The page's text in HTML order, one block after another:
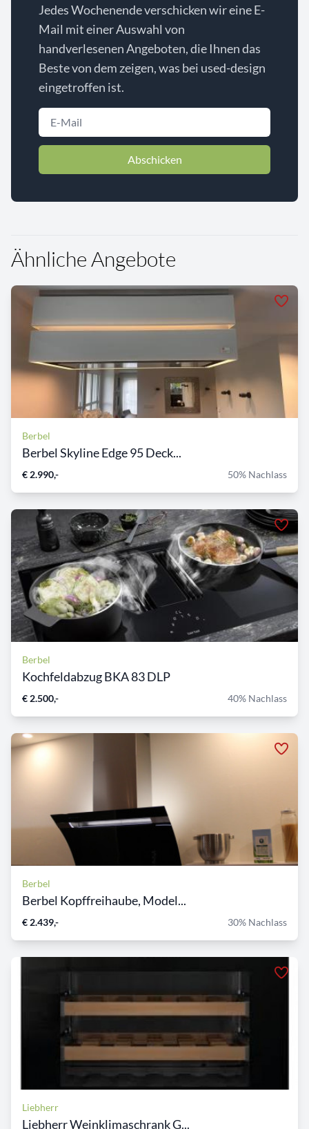
Jedes Wochenende verschicken wir eine E-
Mail mit einer Auswahl von
handverlesenen Angeboten, die Ihnen das
Beste von dem zeigen, was bei used-design
eingetroffen ist.
Abschicken
Ähnliche Angebote
Berbel
Berbel Skyline Edge 95 Deck...
€ 2.990,- 50% Nachlass
Berbel
Kochfeldabzug BKA 83 DLP
€ 2.500,- 40% Nachlass
Berbel
Berbel Kopffreihaube, Model...
€ 2.439,- 30% Nachlass
Liebherr
Liebherr Weinklimaschrank G...